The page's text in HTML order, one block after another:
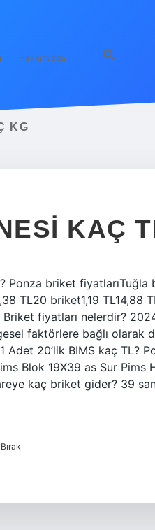
Hakkımızda
KG
KAÇ
Ponza briket
TL20 briket1,19 TL14,88
fiyatları nelerdir?
faktörlere bağlı olarak
Adet 20’lik BIMS kaç TL?
Blok 19X39 as Sur
kaç briket gider? 39